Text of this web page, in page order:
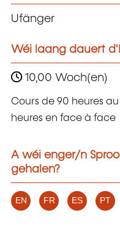
Ufänger
Wéi laang dauert
10,00 Woch(en)
Cours de 90 heures
heures en face à face
A wéi enger/n
gehalen?
EN FR ES PT